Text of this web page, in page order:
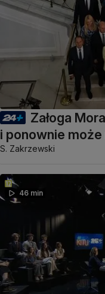
Załoga
i ponownie
S. Zakrzewski
46 min